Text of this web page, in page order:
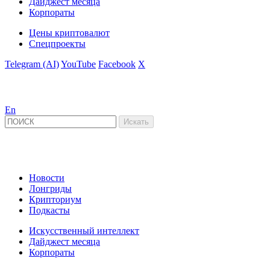
Корпораты
Цены криптовалют
Спецпроекты
Telegram (AI)YouTube Facebook X
En
Новости
Лонгриды
Крипториум
Подкасты
Искусственный интеллект
Дайджест месяца
Корпораты